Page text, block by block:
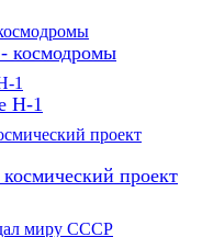
космодромы
Н-1
проект